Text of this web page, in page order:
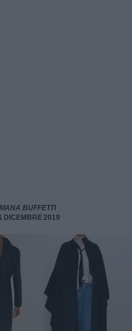
BUFFETTI
DICEMBRE 2019